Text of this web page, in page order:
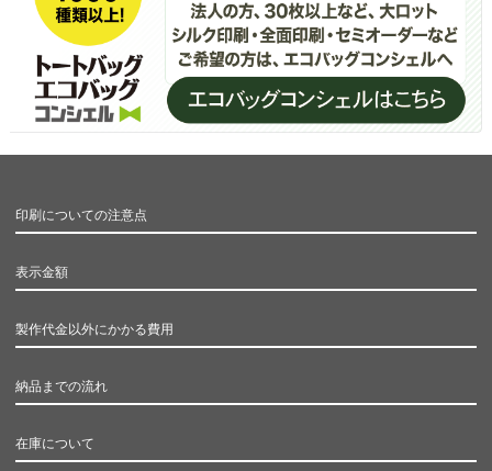
印刷についての注意点
表示金額
製作代金以外にかかる費用
納品までの流れ
在庫について